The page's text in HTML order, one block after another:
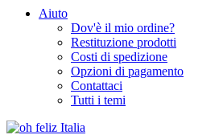
Aiuto
Dov'è il mio ordine?
Restituzione prodotti
Costi di spedizione
Opzioni di pagamento
Contattaci
Tutti i temi